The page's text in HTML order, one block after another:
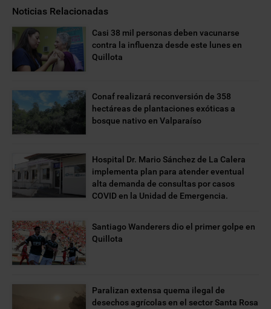
Noticias Relacionadas
Casi 38 mil personas deben vacunarse
contra la influenza desde este lunes en
Quillota
Conaf realizará reconversión de 358
hectáreas de plantaciones exóticas a
bosque nativo en Valparaíso
Hospital Dr. Mario Sánchez de La Calera
implementa plan para atender eventual
alta demanda de consultas por casos
COVID en la Unidad de Emergencia.
Santiago Wanderers dio el primer golpe en
Quillota
Paralizan extensa quema ilegal de
desechos agrícolas en el sector Santa Rosa